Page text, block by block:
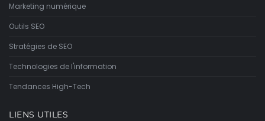
Marketing numérique
Outils SEO
Stratégies de SEO
Technologies de l'information
Tendances High-Tech
LIENS UTILES